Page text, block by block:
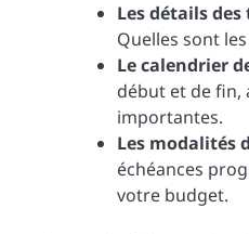
Les détails
Quelles sont
Le calendrier
début et de fin,
importantes.
Les modalités
échéances
votre budget.